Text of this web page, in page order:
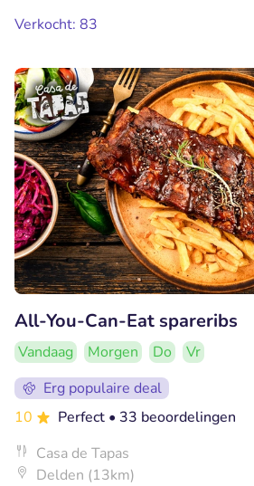
Verkocht: 83
All-You-Can-Eat spareribs
Vandaag Morgen Do
Vr
Erg populaire deal
10
Perfect • 33 beoordelingen
Casa de Tapas
Delden (13km)